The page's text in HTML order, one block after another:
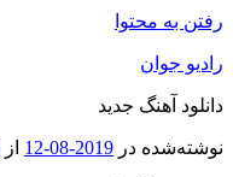
رفتن به محتوا
رادیو جوان
دانلود آهنگ جدید
نوشته‌شده در 2019-08-12 از